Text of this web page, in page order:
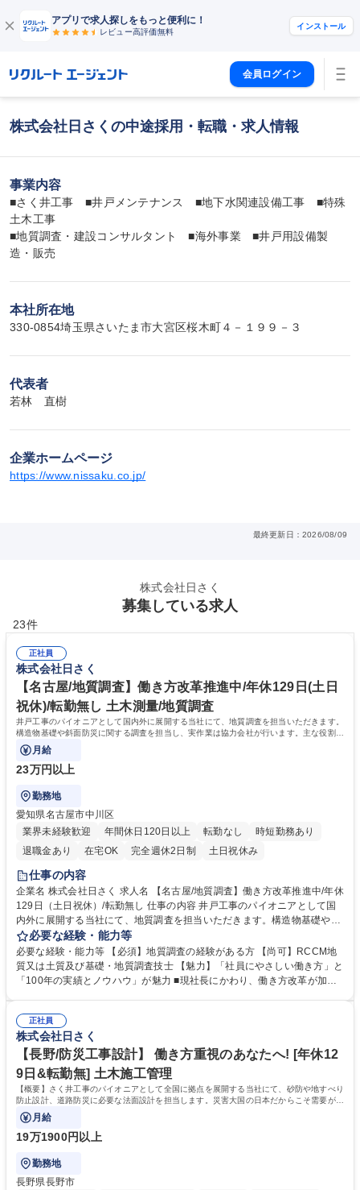
アプリで求人探しをもっと便利に！
レビュー高評価無料
インストール
会員ログイン
株式会社日さくの中途採用・転職・求人情報
事業内容
■さく井工事　■井戸メンテナンス　■地下水関連設備工事　■特殊
土木工事
■地質調査・建設コンサルタント　■海外事業　■井戸用設備製
造・販売
本社所在地
330-0854埼玉県さいたま市大宮区桜木町４－１９９－３
代表者
若林　直樹
企業ホームページ
https://www.nissaku.co.jp/
最終更新日：2026/08/09
株式会社日さく
募集している求人
23件
正社員
株式会社日さく
【名古屋/地質調査】働き方改革推進中/年休129日(土日
祝休)/転勤無し 土木測量/地質調査
井戸工事のパイオニアとして国内外に展開する当社にて、地質調査を担当いただきます。
構造物基礎や斜面防災に関する調査を担当し、実作業は協力会社が行います。主な役割は
指示、管理、調査結果のまとめです。
月給
23万円以上
勤務地
愛知県名古屋市中川区
業界未経験歓迎
年間休日120日以上 転勤なし
時短勤務あり
退職金あり
在宅OK 完全週休2日制 土日祝休み
仕事の内容
企業名 株式会社日さく 求人名 【名古屋/地質調査】働き方改革推進中/年休
129日（土日祝休）/転勤無し 仕事の内容 井戸工事のパイオニアとして国
内外に展開する当社にて、地質調査を担当いただきます。構造物基礎や斜
面防災に関する調査を担当し、実作業は協力会社が行います。主な役割は
指示、管理、調査結果のまとめです。 【1日の業務】●現地訪問し地質調
査 ●ボーリング業者などと協力しデータ取得 ●現場での安全管理 ●帰社
後、データ整理など書類作成業務 ●発注者への報告 等 ★将来的には、部
るやりがいがあります。依頼人の反応が直に伝わるため感謝が目に見える
のも魅力です！ 募集職種 【名古屋/地質調査】働き方改革推進中/年休129
日（土日祝休）/転勤無し
必要な経験・能力等
必要な経験・能力等 【必須】地質調査の経験がある方 【尚可】RCCM地
質又は土質及び基礎・地質調査技士 【魅力】「社員にやさしい働き方」と
「100年の実績とノウハウ」が魅力 ■現社長にかわり、働き方改革が加
力しております。 ■時代のニーズに対応し実績とノウハウを築きました。
海外インフラ整備や災害対策など、現在は積極的に海外人材の育成も行っ
ております。 学歴・資格 学歴：大学院 大学 高専 短大 専修学校 高校 語学
力： 資格：
正社員
株式会社日さく
【長野/防災工事設計】 働き方重視のあなたへ! [年休12
9日&転勤無] 土木施工管理
【概要】さく井工事のパイオニアとして全国に拠点を展開する当社にて、砂防や地すべり
防止設計、道路防災に必要な法面設計を担当します。災害大国の日本だからこそ需要が途
切れず100年以上の歴史を築いています。
月給
19万1900円以上
勤務地
長野県長野市